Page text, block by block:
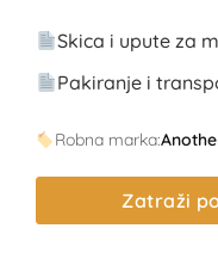
Skica i upute za
Pakiranje i
Robna marka:
Zatraži